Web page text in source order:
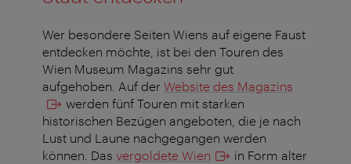
Wer besondere Seiten Wiens auf eigene Faust
entdecken möchte, ist bei den Touren des
Wien Museum Magazins sehr gut
aufgehoben. Auf der Website des Magazins
werden fünf Touren mit starken
historischen Bezügen angeboten, die je nach
Lust und Laune nachgegangen werden
können. Das vergoldete Wien
in Form alter